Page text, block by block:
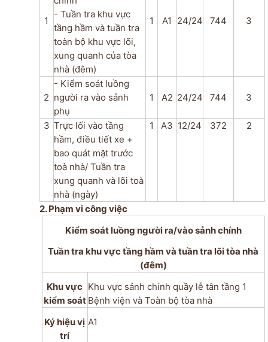
1
- Tuần tra khu vực
tầng hầm và tuần tra
toàn bộ khu vực lõi,
xung quanh của tòa
nhà (đêm)
1 A1 24/24 744 3
2
- Kiểm soát luồng
người ra vào sảnh
phụ
1 A2 24/24 744 3
3 Trực lối vào tầng
hầm, điều tiết xe +
bao quát mặt trước
toà nhà/ Tuần tra
xung quanh và lõi toà
nhà (ngày)
1 A3 12/24 372 2
2. Phạm vi công việc
Kiểm soát luồng người ra/vào sảnh chính
Tuần tra khu vực tầng hầm và tuần tra lõi tòa nhà
(đêm)
Khu vực
kiểm soát
Khu vực sảnh chính quầy lễ tân tầng 1
Bệnh viện và Toàn bộ tòa nhà
Ký hiệu vị
trí
A1